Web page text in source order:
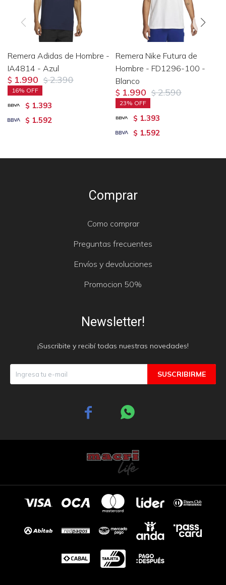
Remera Adidas de Hombre -
IA4814 - Azul
$ 1.990 $ 2.390
16
$ 1.393
$ 1.592
Remera Nike Futura de
Hombre - FD1296-100 -
Blanco
$ 1.990 $ 2.590
23
$ 1.393
$ 1.592
Comprar
Como comprar
Preguntas frecuentes
Envíos y devoluciones
Promocion 50%
Newsletter!
¡Suscribite y recibí todas nuestras novedades!
SUSCRIBIRME
 